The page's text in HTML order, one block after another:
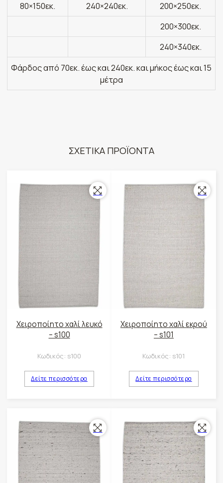
80×150εκ. 240×240εκ.
200×250εκ.
200×300εκ.
240×340εκ.
Φάρδος από 70εκ. έως και 240εκ. και μήκος έως και 15
μέτρα
ΣΧΕΤΙΚΑ ΠΡΟΪΟΝΤΑ
Χειροποίητο χαλί λευκό
– s100
Κωδικός: s100
Δείτε περισσότερα
Χειροποίητο χαλί εκρού
– s101
Κωδικός: s101
Δείτε περισσότερα